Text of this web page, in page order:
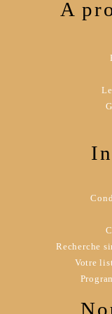
A
Recherche
Votre